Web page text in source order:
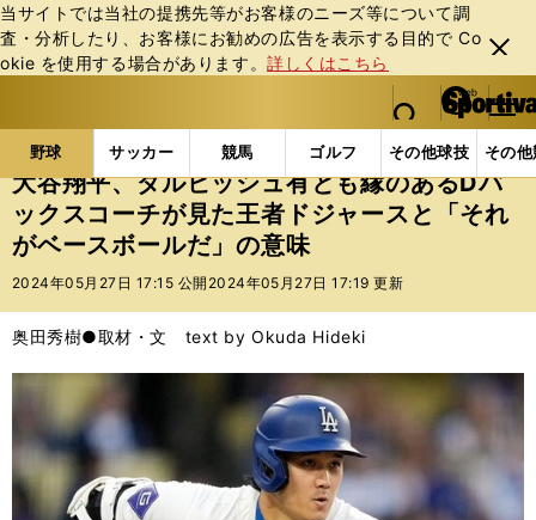
当サイトでは当社の提携先等がお客様のニーズ等について調
査・分析したり、お客様にお勧めの広告を表⽰する⽬的で Co
okie を使⽤する場合があります。詳しくはこちら
閉じ
る
web Sportiva (webスポルティーバ)
検索
マイペ
ー
ジ
メニュ
野球 サッカー 競馬 ゴルフ その他球技 その
b
ス
ポ
ル
テ
ー
バ
野球の記事一覧 MLB MLB 大谷翔平、ダルビッ
大谷翔平、ダルビッシュ有とも縁のあるDバ
ックスコーチが見た王者ドジャースと「それ
がベースボールだ」の意味
2024年05月27日 17:15 公開 2024年05月27日 17:19 更新
奥田秀樹●取材・文 text by Okuda Hideki